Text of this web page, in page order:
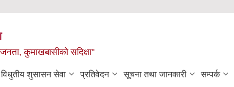
कुमाखबासीको सदिक्षा"
विधुतीय शुसासन सेवा प्रतिवेदन सूचना तथा जानकारी सम्पर्क